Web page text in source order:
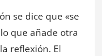
se dice que «se
que añade otra
reflexión. El